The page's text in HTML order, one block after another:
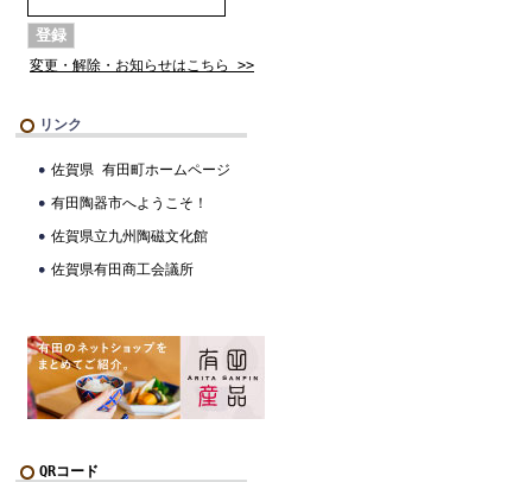
変更・解除・お知らせはこちら >>
リンク
佐賀県 有田町ホームページ
有田陶器市へようこそ！
佐賀県立九州陶磁文化館
佐賀県有田商工会議所
QRコード